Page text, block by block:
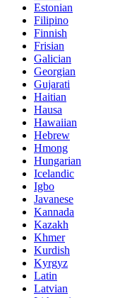
Estonian
Filipino
Finnish
Frisian
Galician
Georgian
Gujarati
Haitian
Hausa
Hawaiian
Hebrew
Hmong
Hungarian
Icelandic
Igbo
Javanese
Kannada
Kazakh
Khmer
Kurdish
Kyrgyz
Latin
Latvian